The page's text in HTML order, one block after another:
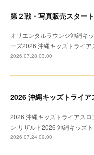
第２戦・写真販売スター
オリエンタルラウンジ沖縄キ
ーズ2026 沖縄キッズトライ
2026.07.28 03:00
2026 沖縄キッズトライアスロ
ン リザルト2026 沖縄キッズ
2026.07.24 09:00